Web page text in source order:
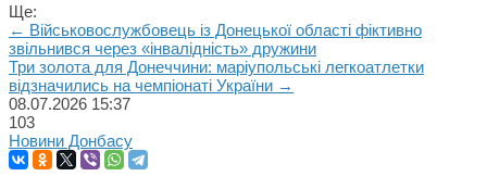
Ще:
← Військовослужбовець із Донецької області фіктивно
звільнився через «інвалідність» дружини
Три золота для Донеччини: маріупольські легкоатлетки
відзначились на чемпіонаті України →
08.07.2026 15:37
103
Новини Донбасу